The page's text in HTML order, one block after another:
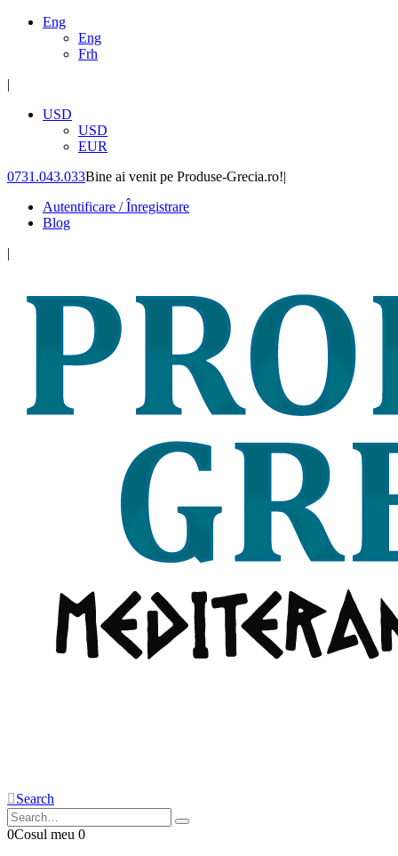
Eng
Eng
Frh
|
USD
USD
EUR
0731.043.033Bine ai venit pe Produse-Grecia.ro!|
Autentificare / Înregistrare
Blog
|
Search
0Cosul meu 0